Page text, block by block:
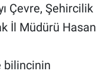
Çevre, Şehircilik
İl Müdürü Hasan
bilincinin